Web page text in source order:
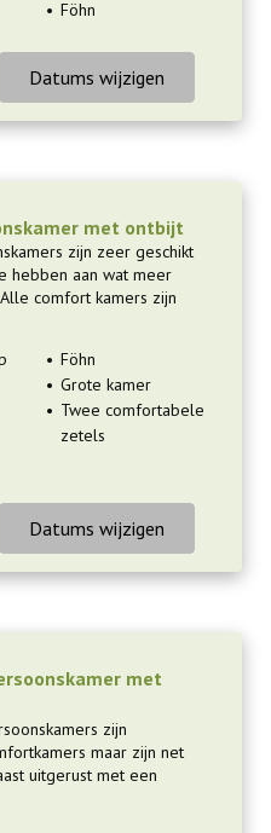
Föhn
Datums wijzigen
met ontbijt
zijn zeer geschikt
hebben aan wat meer
comfort kamers zijn
Föhn
Grote kamer
Twee comfortabele
zetels
Datums wijzigen
met
zijn
maar zijn net
uitgerust met een